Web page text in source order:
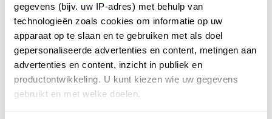
gegevens (bijv. uw IP-adres) met behulp van
technologieën zoals cookies om informatie op uw
apparaat op te slaan en te gebruiken met als doel
gepersonaliseerde advertenties en content, metingen aan
advertenties en content, inzicht in publiek en
productontwikkeling. U kunt kiezen wie uw gegevens
gebruikt en met welke doelen.
17:00 18:30
17:30 19:00
woensdag